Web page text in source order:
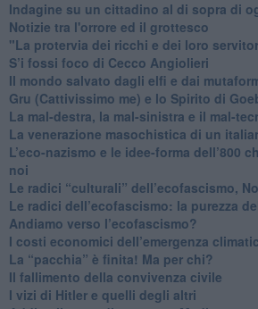
Indagine su un cittadino al di sopra di
Notizie tra l'orrore ed il grottesco
"La protervia dei ricchi e dei loro
S’i fossi foco di Cecco Angiolieri
​Il mondo salvato dagli elfi e dai
Gru (Cattivissimo me) e lo Spirito di
​La mal-destra, la mal-sinistra e il mal-
​La venerazione masochistica di un
​L’eco-nazismo e le idee-forma dell’800
noi
​Le radici “culturali” dell’ecofascismo,
Le radici dell’ecofascismo: la purezza
Andiamo verso l’ecofascismo?
I costi economici dell’emergenza
​La “pacchia” è finita! Ma per chi?
​Il fallimento della convivenza civile
​I vizi di Hitler e quelli degli altri